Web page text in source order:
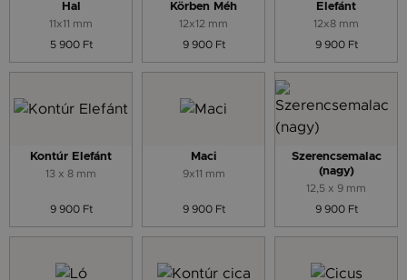
Hal
11x11 mm
5 900 Ft
Körben Méh
12x12 mm
9 900 Ft
Elefánt
12x8 mm
9 900 Ft
Kontúr Elefánt
13 x 8 mm
9 900 Ft
Maci
9x11 mm
9 900 Ft
Szerencsemalac
(nagy)
12,5 x 9 mm
9 900 Ft